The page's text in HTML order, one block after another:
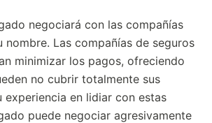
negociará con las compañías
nombre. Las compañías de seguros
minimizar los pagos, ofreciendo
no cubrir totalmente sus
experiencia en lidiar con estas
puede negociar agresivamente